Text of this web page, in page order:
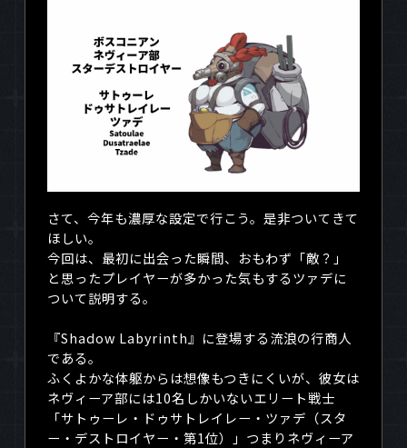
さて、今年も濃厚な設定で行こう。是非ついてきて
ほしい。
今回は、最初に出会った瞬間、おもわず「敵？」
と思ったプレイヤーが多かった気もするツァデに
ついて説明する。
『Shadow Labyrinth 』に登場する流浪の行商人
である。
ふくよかな体躯からは想像もつきにくいが、彼女は
ネヴィーア部には10名しかいないエリート戦士
「サトゥーレ・ドゥサトレイレー・ツァデ（スタ
ー・デストロイヤー・第1位）」つまりネヴィーア